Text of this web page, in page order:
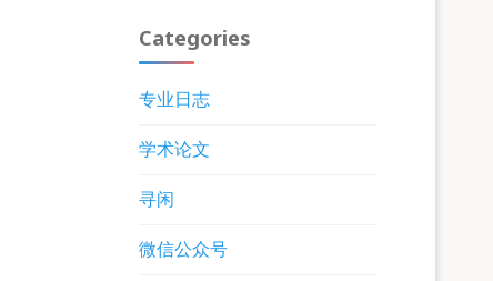
Categories
专业日志
学术论文
寻闲
微信公众号